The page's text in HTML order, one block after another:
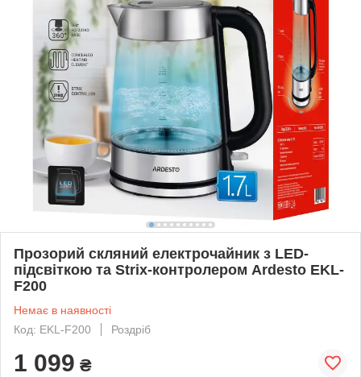
Прозорий скляний електрочайник з LED-
підсвіткою та Strix-контролером Ardesto EKL-
F200
Немає в наявності
Код: EKL-F200
Роздріб
1 099 ₴